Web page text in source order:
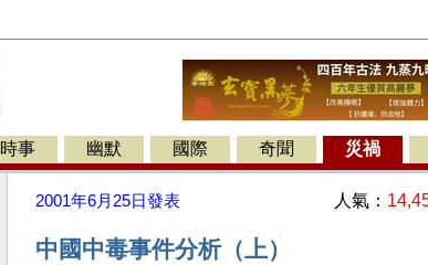
時事 幽默 國際 奇聞 災禍
2001年6月25日發表 人氣：
中國中毒事件分析（上）